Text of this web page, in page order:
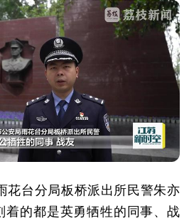
花台分局板桥派出所民警朱亦
着的都是英勇牺牲的同事、战